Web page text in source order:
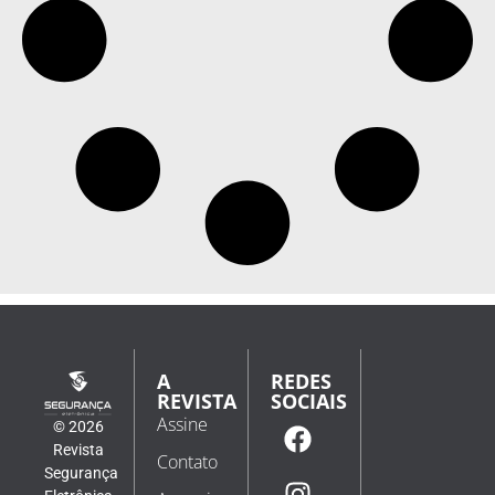
© 2026
Revista
Segurança
A
REVISTA
Assine
Contato
REDES
SOCIAIS